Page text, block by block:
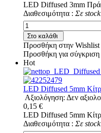
LED Diffused 3mm
Διαθεσιμότητα : Σε stock
Στο καλάθι
Προσθήκη στην Wishlist
Προσθήκη για σύγκριση
Hot
LED Diffused 5mm
Αξιολόγηση: Δεν
0,15 €
LED Diffused 5mm
Διαθεσιμότητα : Σε stock